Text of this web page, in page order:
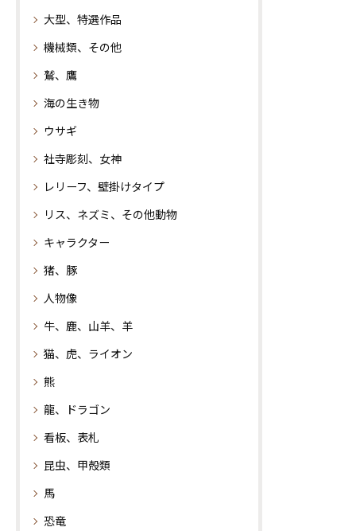
大型、特選作品
機械類、その他
鷲、鷹
海の生き物
ウサギ
社寺彫刻、女神
レリーフ、壁掛けタイプ
リス、ネズミ、その他動物
キャラクター
猪、豚
人物像
牛、鹿、山羊、羊
猫、虎、ライオン
熊
龍、ドラゴン
看板、表札
昆虫、甲殻類
馬
恐竜